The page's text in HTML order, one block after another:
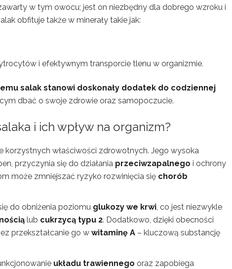
w tym owocu; jest on niezbędny dla dobrego wzroku i
obfituje także w minerały takie jak:
i efektywnym transporcie tlenu w organizmie.
salak stanowi doskonały dodatek do codziennej
dbać o swoje zdrowie oraz samopoczucie.
i ich wpływ na organizm?
korzystnych właściwości zdrowotnych. Jego wysoka
przyczynia się do działania przeciwzapalnego i ochrony
może zmniejszać ryzyko rozwinięcia się chorób
do obniżenia poziomu glukozy we krwi, co jest niezwykle
lub cukrzycą typu 2. Dodatkowo, dzięki obecności
przekształcanie go w witaminę A – kluczową substancję
układu trawiennego oraz zapobiega